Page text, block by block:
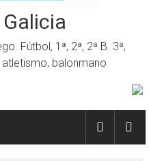
Fútbol, 1ª, 2ª, 2ª B. 3ª,
balonmano